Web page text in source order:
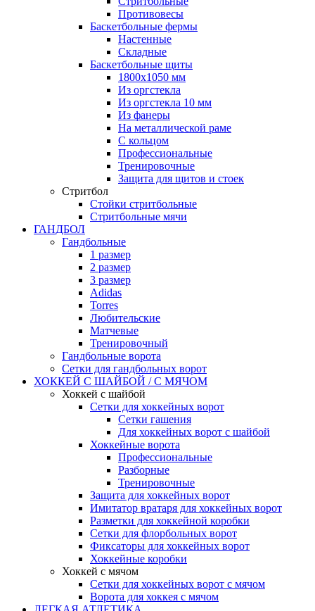
Противовесы
Баскетбольные фермы
Настенные
Складные
Баскетбольные щиты
1800х1050 мм
Из оргстекла
Из оргстекла 10 мм
Из фанеры
На металлической раме
С кольцом
Профессиональные
Тренировочные
Защита для щитов и стоек
Стритбол
Стойки стритбольные
Стритбольные мячи
ГАНДБОЛ
Гандбольные
1 размер
2 размер
3 размер
Adidas
Torres
Любительские
Матчевые
Тренировочный
Гандбольные ворота
Сетки для гандбольных ворот
ХОККЕЙ С ШАЙБОЙ / С МЯЧОМ
Хоккей с шайбой
Сетки для хоккейных ворот
Сетки гашения
Для хоккейных ворот с шайбой
Хоккейные ворота
Профессиональные
Разборные
Тренировочные
Защита для хоккейных ворот
Имитатор вратаря для хоккейных ворот
Разметки для хоккейной коробки
Сетки для флорбольных ворот
Фиксаторы для хоккейных ворот
Хоккейные коробки
Хоккей с мячом
Сетки для хоккейных ворот с мячом
Ворота для хоккея с мячом